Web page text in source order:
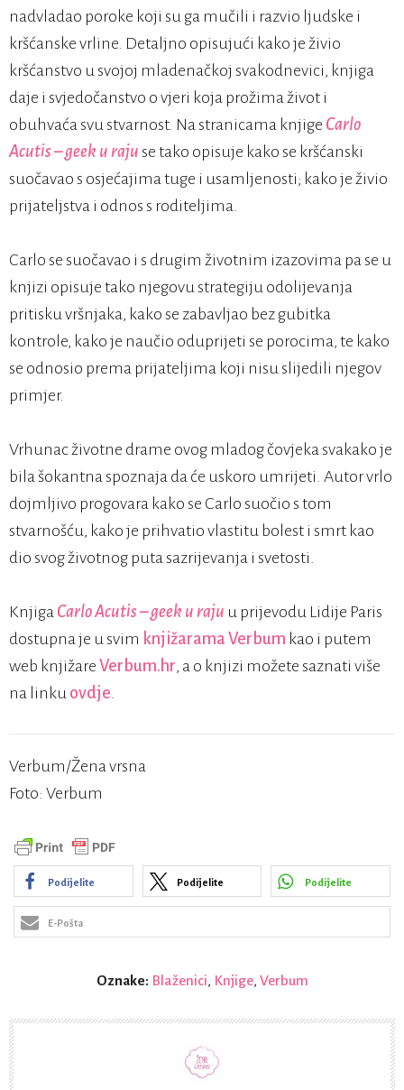
nadvladao poroke koji su ga mučili i razvio ljudske i
kršćanske vrline. Detaljno opisujući kako je živio
kršćanstvo u svojoj mladenačkoj svakodnevici, knjiga
daje i svjedočanstvo o vjeri koja prožima život i
obuhvaća svu stvarnost. Na stranicama knjige Carlo
Acutis – geek u raju se tako opisuje kako se kršćanski
suočavao s osjećajima tuge i usamljenosti; kako je živio
prijateljstva i odnos s roditeljima.
Carlo se suočavao i s drugim životnim izazovima pa se u
knjizi opisuje tako njegovu strategiju odolijevanja
pritisku vršnjaka, kako se zabavljao bez gubitka
kontrole, kako je naučio oduprijeti se porocima, te kako
se odnosio prema prijateljima koji nisu slijedili njegov
primjer.
Vrhunac životne drame ovog mladog čovjeka svakako je
bila šokantna spoznaja da će uskoro umrijeti. Autor vrlo
dojmljivo progovara kako se Carlo suočio s tom
stvarnošću, kako je prihvatio vlastitu bolest i smrt kao
dio svog životnog puta sazrijevanja i svetosti.
Knjiga Carlo Acutis – geek u raju u prijevodu Lidije Paris
dostupna je u svim knjižarama Verbum kao i putem
web knjižare Verbum.hr, a o knjizi možete saznati više
na linku ovdje.
Verbum/Žena vrsna
Foto: Verbum
Podijelite Podijelite Podijelite
E-Pošta
Oznake: Blaženici, Knjige, Verbum